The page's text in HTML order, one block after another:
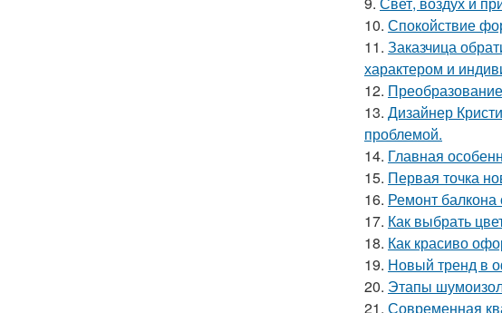
10. Спокойствие
11. Заказчица
характером и
12.
13. Дизайнер
проблемой.
14. Главная
15. Первая точка
16. Ремонт
17. Как выбрать
18. Как красиво
19. Новый тренд в
20. Этапы
21. Современная